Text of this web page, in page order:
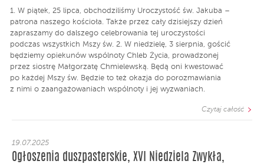
1. W piątek, 25 lipca, obchodziliśmy Uroczystość św. Jakuba –
patrona naszego kościoła. Także przez cały dzisiejszy dzień
zapraszamy do dalszego celebrowania tej uroczystości
podczas wszystkich Mszy św. 2. W niedzielę, 3 sierpnia, gościć
będziemy opiekunów wspólnoty Chleb Życia, prowadzonej
przez siostrę Małgorzatę Chmielewską. Będą oni kwestować
po każdej Mszy św. Będzie to też okazja do porozmawiania
z nimi o zaangażowaniach wspólnoty i jej wyzwaniach.
Czytaj całość
19.07.2025
Ogłoszenia duszpasterskie, XVI Niedziela Zwykła,